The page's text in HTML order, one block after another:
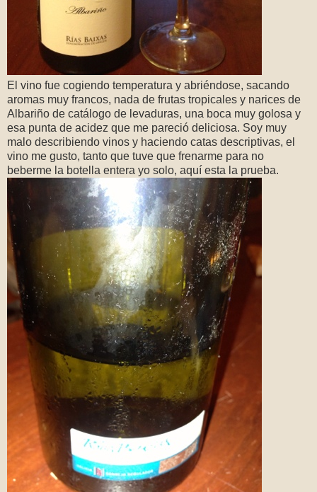
El vino fue cogiendo temperatura y abriéndose, sacando
aromas muy francos, nada de frutas tropicales y narices de
Albariño de catálogo de levaduras, una boca muy golosa y
esa punta de acidez que me pareció deliciosa. Soy muy
malo describiendo vinos y haciendo catas descriptivas, el
vino me gusto, tanto que tuve que frenarme para no
beberme la botella entera yo solo, aquí esta la prueba.